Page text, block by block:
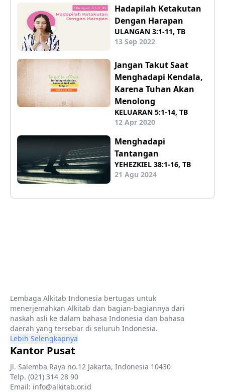
Hadapilah Ketakutan
Dengan Harapan
ULANGAN 3:1-11, TB
13 Sep 2022
Jangan Takut Saat
Menghadapi Kendala,
Karena Tuhan Akan
Menolong
KELUARAN 5:1-14, TB
12 Apr 2020
Menghadapi
Tantangan
YEHEZKIEL 38:1-16, TB
21 Agu 2024
Lembaga Alkitab Indonesia bertugas untuk
menerjemahkan Alkitab dan bagian-bagiannya dari
naskah asli ke dalam bahasa Indonesia dan bahasa
daerah yang tersebar di seluruh Indonesia.
Lebih Selengkapnya
Kantor Pusat
Jl. Salemba Raya no.12 Jakarta, Indonesia 10430
Telp. (021) 314 28 90
Email: info@alkitab.or.id